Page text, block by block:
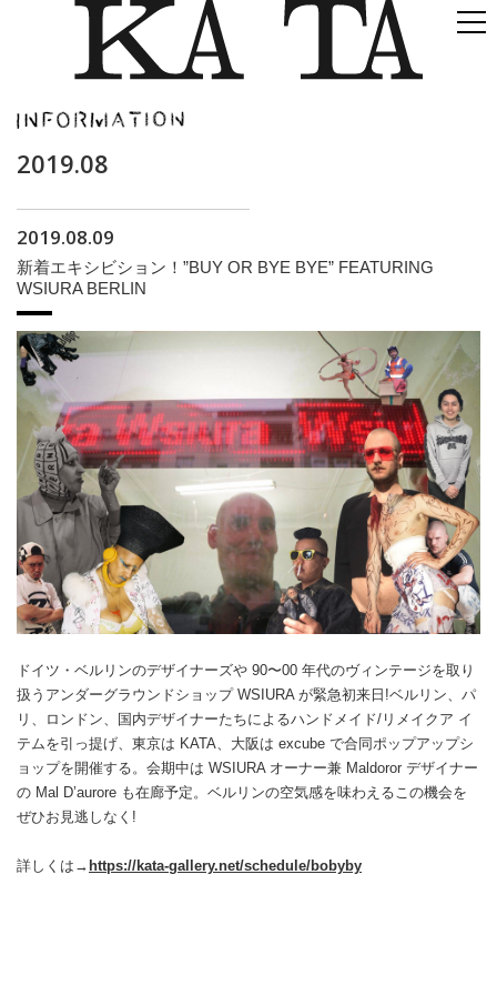
2019.08
2019.08.09
新着エキシビション！”BUY OR BYE BYE” FEATURING
WSIURA BERLIN
ドイツ・ベルリンのデザイナーズや 90〜00 年代のヴィンテージを取り
扱うアンダーグラウンドショップ WSIURA が緊急初来日!ベルリン、パ
リ、ロンドン、国内デザイナーたちによるハンドメイド/リメイクア イ
テムを引っ提げ、東京は KATA、大阪は excube で合同ポップアップシ
ョップを開催する。会期中は WSIURA オーナー兼 Maldoror デザイナー
の Mal D’aurore も在廊予定。ベルリンの空気感を味わえるこの機会を
ぜひお見逃しなく!
詳しくは→ https://kata-gallery.net/schedule/bobyby